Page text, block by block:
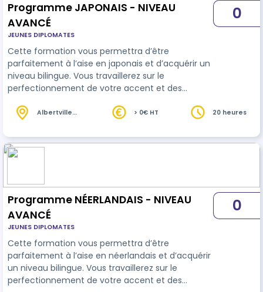
Programme JAPONAIS - NIVEAU
AVANCÉ
JEUNES DIPLOMATES
Cette formation vous permettra d’être
parfaitement à l’aise en japonais et d’acquérir un
niveau bilingue. Vous travaillerez sur le
perfectionnement de votre accent et des
éventail de synonyme ainsi que les idiomatiques
0
Albertville
> 0€ HT 20 heures
Programme NÉERLANDAIS - NIVEAU
AVANCÉ
JEUNES DIPLOMATES
Cette formation vous permettra d’être
parfaitement à l’aise en néerlandais et d’acquérir
un niveau bilingue. Vous travaillerez sur le
perfectionnement de votre accent et des
0